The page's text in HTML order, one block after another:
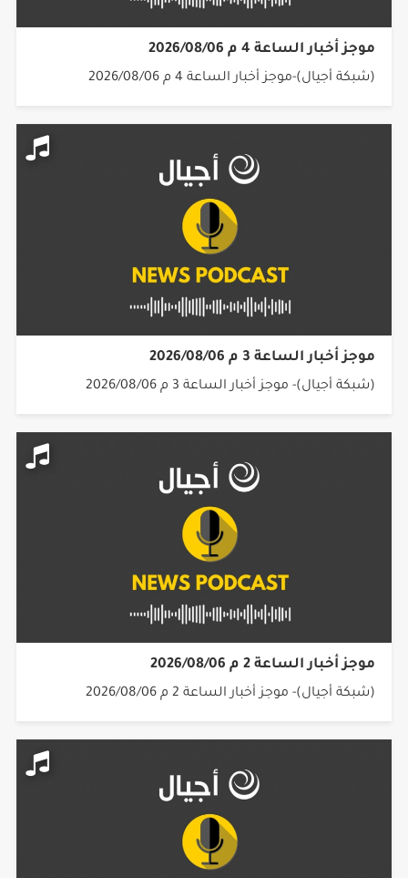
موجز أخبار الساعة 4 م 2026/08/06
(شبكة أجيال)-موجز أخبار الساعة 4 م 2026/08/06
موجز أخبار الساعة 3 م 2026/08/06
(شبكة أجيال)- موجز أخبار الساعة 3 م 2026/08/06
موجز أخبار الساعة 2 م 2026/08/06
(شبكة أجيال)- موجز أخبار الساعة 2 م 2026/08/06